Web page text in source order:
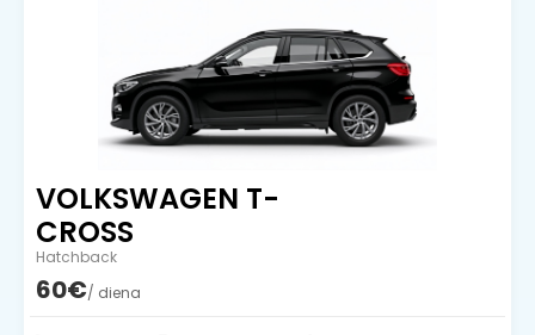
VOLKSWAGEN T-
CROSS
Hatchback
60€/ diena